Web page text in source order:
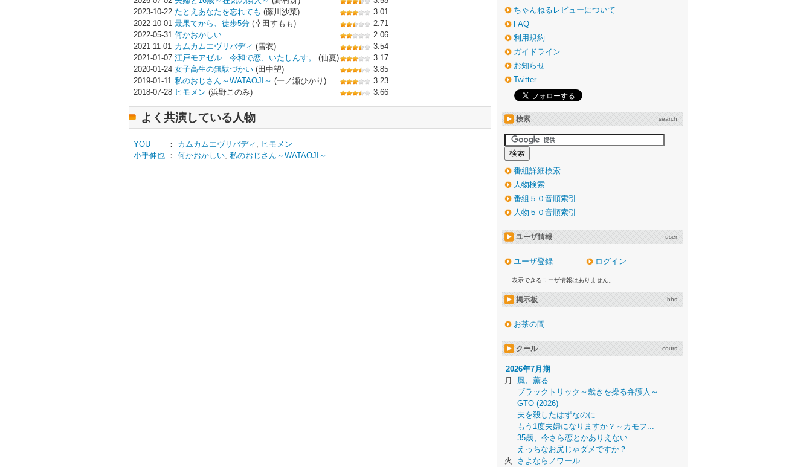
2023-10-22 たとえあなたを忘れても (藤川沙菜)
3.01
2022-10-01 最果てから、徒歩5分 (幸田すもも)
2.71
2022-05-31 何かおかしい
2.06
2021-11-01 カムカムエヴリバディ (雪衣)
3.54
2021-01-07 江戸モアゼル 令和で恋、いたしんす。 (仙夏)
3.17
2020-01-24 女子高生の無駄づかい (田中望)
3.85
2019-01-11 私のおじさん～WATAOJI～ (一ノ瀬ひかり)
3.23
2018-07-28 ヒモメン (浜野このみ) 3.66
よく共演している人物
YOU ： カムカムエヴリバディ , ヒモメン
小手伸也 ： 何かおかしい, 私のおじさん～WATAOJI～
ちゃんねるレビューについて
FAQ
利用規約
ガイドライン
お知らせ
Twitter
検索 search
番組詳細検索
人物検索
番組５０音順索引
人物５０音順索引
ユーザ情報 user
ユーザ登録 ログイン
表示できるユーザ情報はありません。
掲示板 bbs
お茶の間
クール cours
2026年7月期
月
風、薫る
ブラックトリック～裁きを操る弁護人～
GTO (2026)
夫を殺したはずなのに
もう1度夫婦になりますか？～カモフ...
35歳、今さら恋とかありえない
えっちなお尻じゃダメですか？
火
さよならノワール